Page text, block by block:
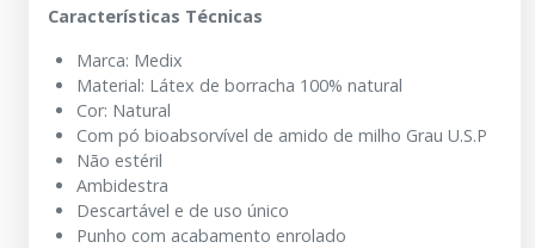
Características Técnicas
Marca: Medix
Material: Látex de borracha 100% natural
Cor: Natural
Com pó bioabsorvível de amido de milho Grau U.S.P
Não estéril
Ambidestra
Descartável e de uso único
Punho com acabamento enrolado